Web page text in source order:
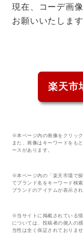
現在、コーデ画
お願いいたします
楽天市
※本ページ内の画像をクリッ
また、画像はキーワードをも
ースがあります。
※本ページ内の「楽天市場で
てブランド名をキーワード検
ブランドのアイテムが表示さ
※当サイトに掲載されている
については、投稿者の個人の
当性は全く保証されておりま